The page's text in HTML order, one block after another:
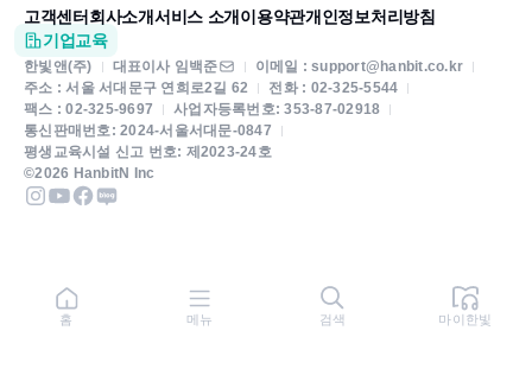
홈 메뉴 검색 마이한빛
고객센터 회사소개서비스 소개 이용약관개인정보처리방침
기업교육
한빛앤(주) 대표이사 임백준
이메일 : support@hanbit.co.kr
주소 : 서울 서대문구 연희로2길 62
전화 : 02-325-5544
팩스 : 02-325-9697
사업자등록번호: 353-87-02918
통신판매번호: 2024-서울서대문-0847
평생교육시설 신고 번호: 제2023-24호
©2026 HanbitN Inc